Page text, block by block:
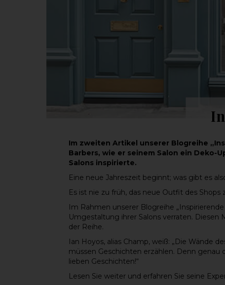
Im zweiten Artikel unserer Blogreihe
Barbers, wie er seinem Salon ein Deko-
Salons inspirierte.
Eine neue Jahreszeit beginnt; was gibt es
Es ist nie zu früh, das neue Outfit des Shops
Im Rahmen unserer Blogreihe
Umgestaltung ihrer Salons verraten. Diesen
der Reihe.
Ian Hoyos, alias Champ, weiß: „Die Wände
müssen Geschichten erzählen. Denn
lieben Geschichten!“
Lesen Sie weiter und erfahren Sie seine